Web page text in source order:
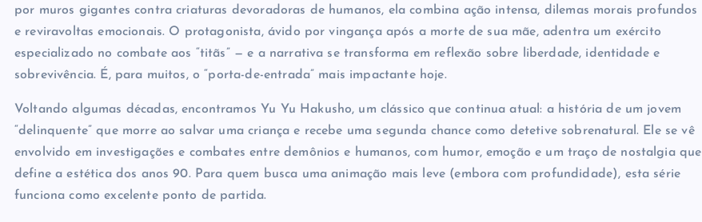
por muros gigantes contra criaturas devoradoras de humanos, ela combina ação intensa, dilemas morais profundos
e reviravoltas emocionais. O protagonista, ávido por vingança após a morte de sua mãe, adentra um exército
especializado no combate aos “titãs” — e a narrativa se transforma em reflexão sobre liberdade, identidade e
sobrevivência. É, para muitos, o “porta-de-entrada” mais impactante hoje.
Voltando algumas décadas, encontramos Yu Yu Hakusho, um clássico que continua atual: a história de um jovem
“delinquente” que morre ao salvar uma criança e recebe uma segunda chance como detetive sobrenatural. Ele se vê
envolvido em investigações e combates entre demônios e humanos, com humor, emoção e um traço de nostalgia que
define a estética dos anos 90. Para quem busca uma animação mais leve (embora com profundidade), esta série
funciona como excelente ponto de partida.